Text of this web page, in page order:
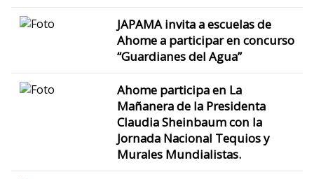
JAPAMA invita a escuelas de
Ahome a participar en concurso
“Guardianes del Agua”
Ahome participa en La
Mañanera de la Presidenta
Claudia Sheinbaum con la
Jornada Nacional Tequios y
Murales Mundialistas.